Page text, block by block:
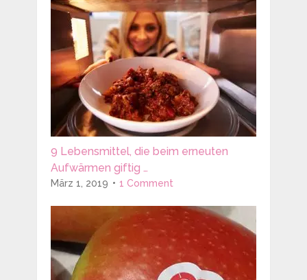
9 Lebensmittel, die beim erneuten
Aufwärmen giftig …
März 1, 2019 1 Comment